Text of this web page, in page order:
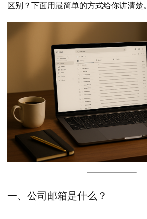
区别？下面用最简单的方式给你讲清楚。
一、公司邮箱是什么？